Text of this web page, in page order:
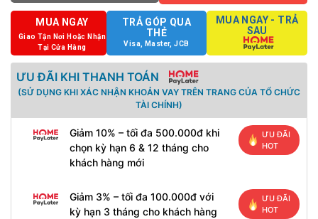
MUA NGAY
Giao Tận Nơi Hoặc Nhận
Tại Cửa Hàng
TRẢ GÓP QUA
THẺ
Visa, Master, JCB
MUA NGAY - TRẢ
SAU
ƯU ĐÃI KHI THANH TOÁN
(SỬ DỤNG KHI XÁC NHẬN KHOẢN VAY TRÊN TRANG CỦA TỔ CHỨC
TÀI CHÍNH)
Giảm 10% – tối đa 500.000đ khi
chọn kỳ hạn 6 & 12 tháng cho
khách hàng mới
ƯU ĐÃI
HOT
Giảm 3% – tối đa 100.000đ với
kỳ hạn 3 tháng cho khách hàng
ƯU ĐÃI
HOT